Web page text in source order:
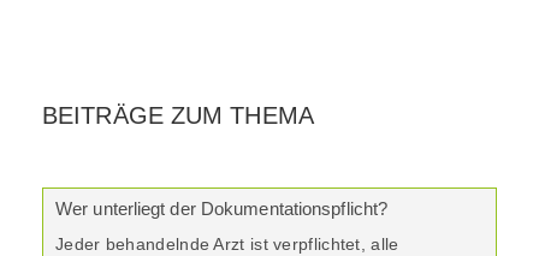
BEITRÄGE ZUM THEMA
Wer unterliegt der Dokumentationspflicht?
Jeder behandelnde Arzt ist verpflichtet, alle